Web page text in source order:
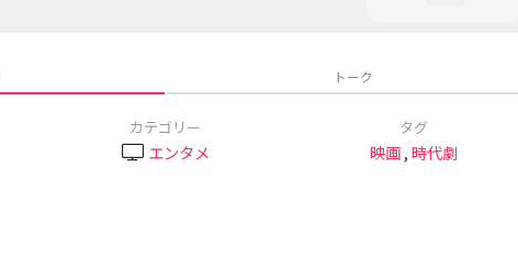
トーク
カテゴリー
エンタメ
タグ
映画,時代劇